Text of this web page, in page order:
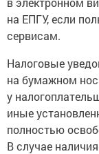
на ЕПГУ, если
сервисам.
Налоговые
на бумажном
у
иные
полностью
В случае